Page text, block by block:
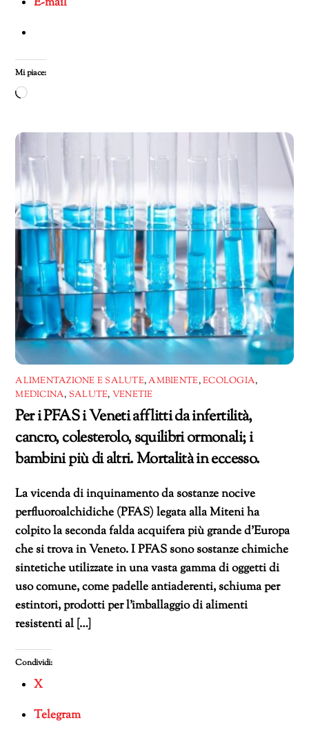
Mi piace:
Caricamento
corso…
ALIMENTAZIONE E SALUTE,AMBIENTE,ECOLOGIA,
MEDICINA, SALUTE, VENETIE
Per i PFAS i Veneti afflitti da infertilità,
cancro, colesterolo, squilibri ormonali; i
bambini più di altri. Mortalità in eccesso.
La vicenda di inquinamento da sostanze nocive
perfluoroalchidiche (PFAS) legata alla Miteni ha
colpito la seconda falda acquifera più grande d’Europa
che si trova in Veneto. I PFAS sono sostanze chimiche
sintetiche utilizzate in una vasta gamma di oggetti di
uso comune, come padelle antiaderenti, schiuma per
estintori, prodotti per l’imballaggio di alimenti
resistenti al […]
Condividi:
X
Telegram